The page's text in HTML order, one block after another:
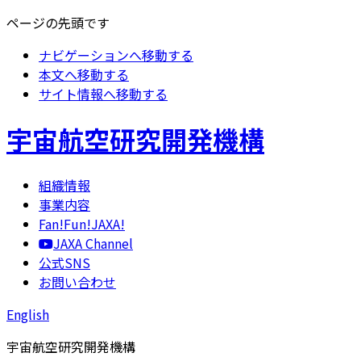
ページの先頭です
ナビゲーションへ移動する
本文へ移動する
サイト情報へ移動する
宇宙航空研究開発機構
組織情報
事業内容
Fan!Fun!JAXA!
JAXA Channel
公式SNS
お問い合わせ
English
宇宙航空研究開発機構